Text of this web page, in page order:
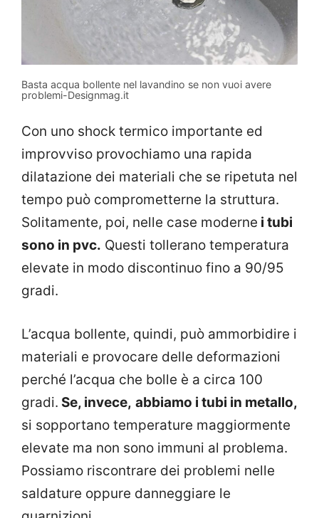
Basta acqua bollente nel lavandino se non vuoi avere
problemi-Designmag.it
Con uno shock termico importante ed
improvviso provochiamo una rapida
dilatazione dei materiali che se ripetuta nel
tempo può comprometterne la struttura.
Solitamente, poi, nelle case moderne i tubi
sono in pvc. Questi tollerano temperatura
elevate in modo discontinuo fino a 90/95
gradi.
L’acqua bollente, quindi, può ammorbidire i
materiali e provocare delle deformazioni
perché l’acqua che bolle è a circa 100
gradi. Se, invece, abbiamo i tubi in metallo,
si sopportano temperature maggiormente
elevate ma non sono immuni al problema.
Possiamo riscontrare dei problemi nelle
saldature oppure danneggiare le